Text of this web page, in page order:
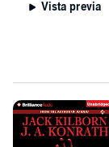
Vista previa